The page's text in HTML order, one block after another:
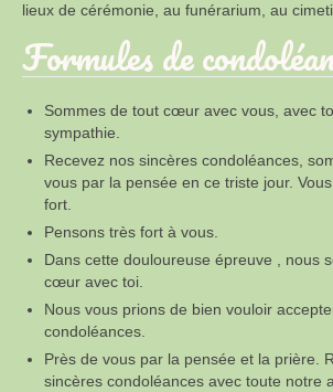
lieux de cérémonie, au funérarium, au
Formules de
Sommes de tout cœur avec vous, avec
sympathie.
Recevez nos sincères condoléances,
vous par la pensée en ce triste jour.
fort.
Pensons très fort à vous.
Dans cette douloureuse épreuve , nous
cœur avec toi.
Nous vous prions de bien vouloir
condoléances.
Près de vous par la pensée et la prière.
sincères condoléances avec toute notre